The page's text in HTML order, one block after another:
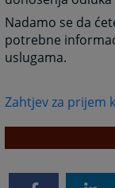
Nadamo se da
potrebne
uslugama.
Zahtjev za prijem